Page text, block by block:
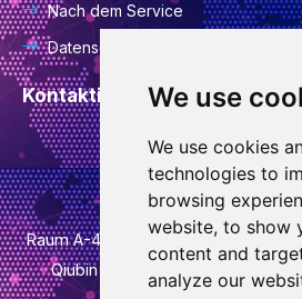
We use
We use cookies
technologies to
browsing
website, to show
content and
analyze our
Nach dem Service
Datenschutzrichtlinie
Kontaktinformationen
Raum A-4-420, 4. Etage, Gebäude
Qiubin Street, Bezirk Wucheng,